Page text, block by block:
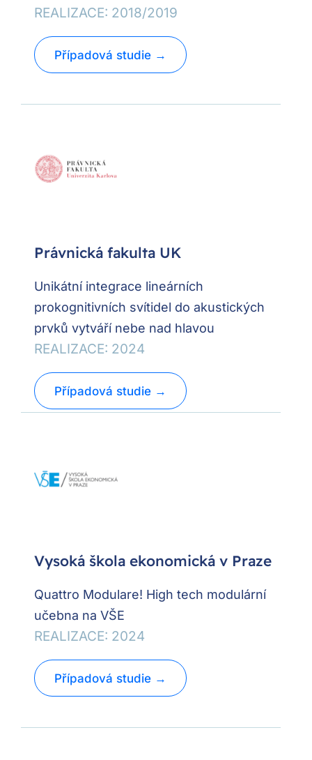
REALIZACE: 2018/2019
Případová studie →
Právnická fakulta UK
Unikátní integrace lineárních
prokognitivních svítidel do akustických
prvků vytváří nebe nad hlavou
REALIZACE: 2024
Případová studie →
Vysoká škola ekonomická v Praze
Quattro Modulare! High tech modulární
učebna na VŠE
REALIZACE: 2024
Případová studie →